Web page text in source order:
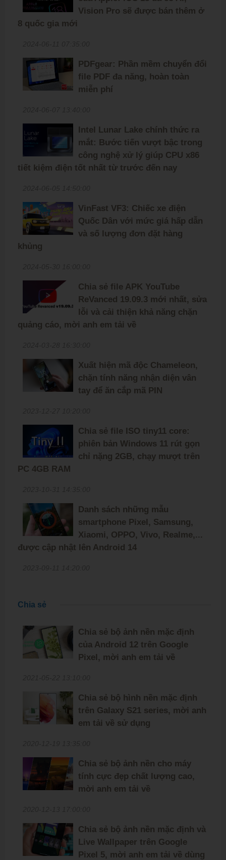
Vision Pro sẽ được bán thêm ở
8 quốc gia mới
PDFgear: Phần mềm chuyển đổi
file PDF đa năng, hoàn toàn
miễn phí
Intel Lunar Lake chính thức ra
mắt: Bước tiến vượt bậc trong
công nghệ xử lý giúp CPU x86
tiết kiệm điện tốt nhất từ trước đến nay
VinFast VF3: Chiếc xe điện
Quốc Dân với mức giá hấp dẫn
và số lượng đơn đặt hàng
khủng
Chia sẻ file APK YouTube
ReVanced 19.09.3 mới nhất, sửa
lỗi và cải thiện khả năng chặn
quảng cáo, mời anh em tải về
Xuất hiện mã độc Chameleon,
chặn tính năng nhận diện vân
tay để ăn cắp mã PIN
Chia sẻ file ISO tiny11 core:
phiên bản Windows 11 rút gọn
chỉ nặng 2GB, chạy mượt trên
PC 4GB RAM
Danh sách những mẫu
smartphone Pixel, Samsung,
Xiaomi, OPPO, Vivo, Realme,...
được cập nhật lên Android 14
Chia sẻ
Chia sẻ bộ ảnh nền mặc định
của Android 12 trên Google
Pixel, mời anh em tải về
Chia sẻ bộ hình nền mặc định
trên Galaxy S21 series, mời anh
em tải về sử dụng
Chia sẻ bộ ảnh nền cho máy
tính cực đẹp chất lượng cao,
mời anh em tải về
Chia sẻ bộ ảnh nền mặc định và
Live Wallpaper trên Google
Pixel 5, mời anh em tải về dùng